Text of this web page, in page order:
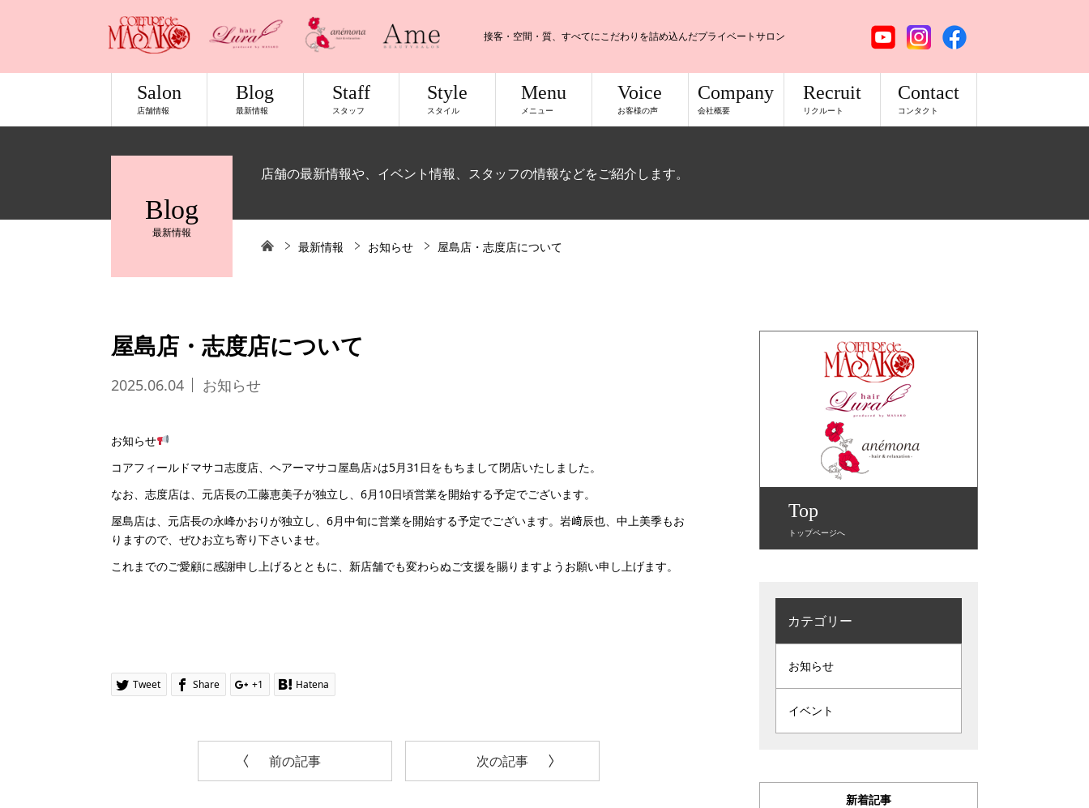
接客・空間・質、すべてにこだわりを詰め込んだプライベートサロン
Salon
店舗情報
Blog
最新情報
Staff
スタッフ
Style
スタイル
Menu
メニュー
Voice
お客様の声
Company
会社概要
Recruit
リクルート
Contact
コンタクト
Blog
最新情報
店舗の最新情報や、イベント情報、スタッフの情報などをご紹介します。
最新情報 お知らせ 屋島店・志度店について
屋島店・志度店について
2025.06.04 お知らせ
お知らせ
コアフィールドマサコ志度店、ヘアーマサコ屋島店♪は5月31日をもちまして閉店いたしました。
なお、志度店は、元店長の工藤恵美子が独立し、6月10日頃営業を開始する予定でございます。
屋島店は、元店長の永峰かおりが独立し、6月中旬に営業を開始する予定でございます。岩﨑辰也、中上美季もお
りますので、ぜひお立ち寄り下さいませ。
これまでのご愛顧に感謝申し上げるとともに、新店舗でも変わらぬご支援を賜りますようお願い申し上げます。
Tweet Share +1 Hatena
前の記事 次の記事
Top
トップページへ
カテゴリー
お知らせ
イベント
新着記事